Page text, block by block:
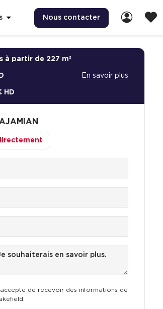
Nous contacter
à partir de 227 m²
HD
En savoir plus
AJAMIAN
de recevoir des informations de